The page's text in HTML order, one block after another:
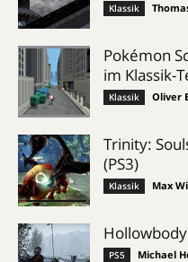
Klassik
Pokémon
im Klassik-
Klassik Oliver
Trinity:
(PS3)
Klassik Max
Hollowbody
PS5 Michael